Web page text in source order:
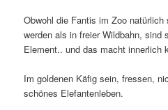
Obwohl die Fantis im Zoo
werden als in freier Wildbahn, sind
Element.. und das macht innerlich
Im goldenen Käfig sein, fressen,
schönes Elefantenleben.